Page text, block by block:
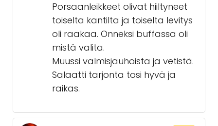
Porsaanleikkeet olivat hiiltyneet
toiselta kantilta ja toiselta levitys
oli raakaa. Onneksi buffassa oli
mistä valita.
Muussi valmisjauhoista ja vetistä.
Salaatti tarjonta tosi hyvä ja
raikas.